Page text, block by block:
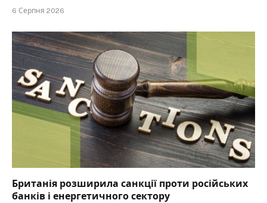
6 Серпня 2026
Британія розширила санкції проти російських
банків і енергетичного сектору